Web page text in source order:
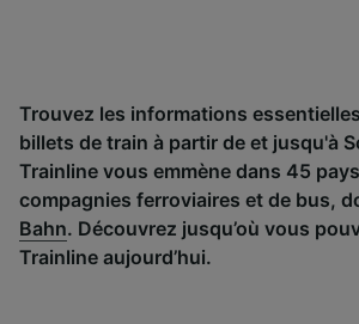
Trouvez les informations
billets de train à partir de et jusqu'à
Trainline vous emmène dans 45
compagnies ferroviaires et de bus,
Bahn. Découvrez jusqu’où vous
Trainline aujourd’hui.